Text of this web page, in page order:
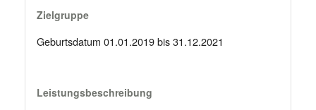
Zielgruppe
Geburtsdatum 01.01.2019 bis 31.12.2021
Leistungsbeschreibung